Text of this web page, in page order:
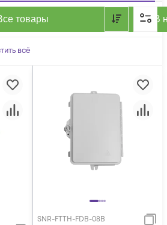
товары В
всё
SNR-FTTH-FDB-08B